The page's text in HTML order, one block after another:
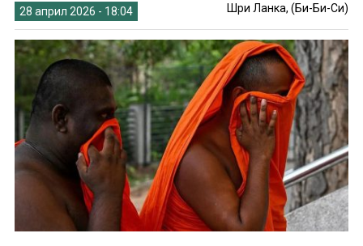
28 април 2026 - 18:04 Шри Ланка, (Би-Би-Си)